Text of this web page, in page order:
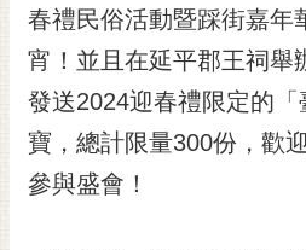
黃
偉
哲
光
花
春禮民俗活動暨踩街嘉年
宵！並且在延平郡王祠舉
發送2024迎春禮限定的「
寶，總計限量300份，歡
參與盛會！